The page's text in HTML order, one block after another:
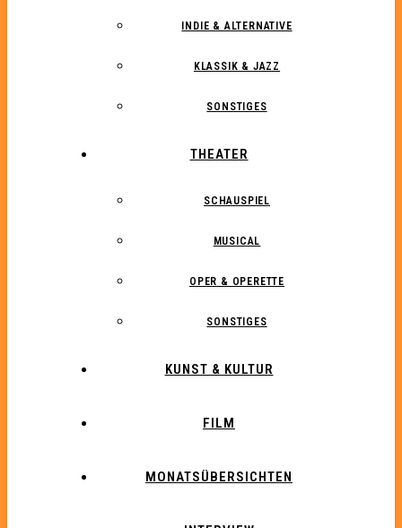
INDIE & ALTERNATIVE
KLASSIK & JAZZ
SONSTIGES
THEATER
SCHAUSPIEL
MUSICAL
OPER & OPERETTE
SONSTIGES
KUNST & KULTUR
FILM
MONATSÜBERSICHTEN